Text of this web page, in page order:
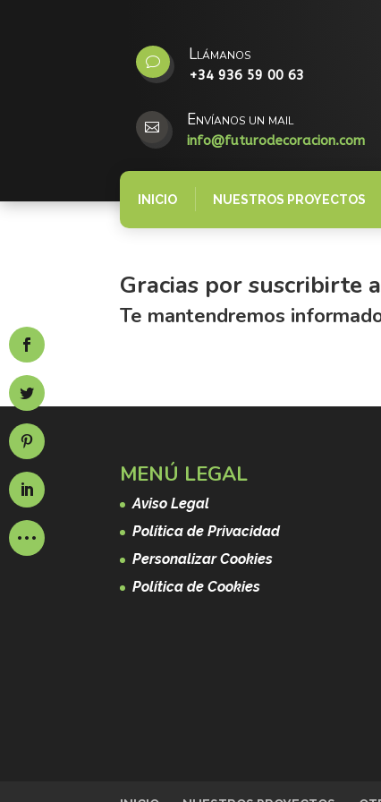
v Llámanos
+34 936 59 00 63
 Envíanos un mail
info@futurodecoracion.com
INICIO NUESTROS PROYECTOS
Gracias por suscribirte
Te mantendremos
MENÚ LEGAL
Aviso Legal
Política de Privacidad
Personalizar Cookies
Política de Cookies